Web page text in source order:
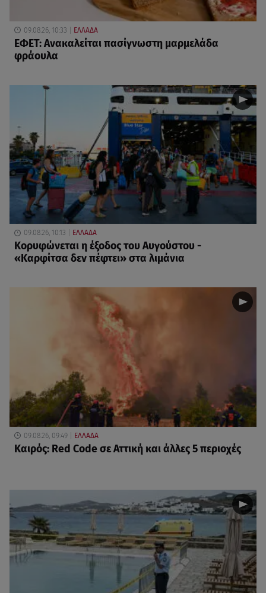
09.08.26, 10:33 ΕΛΛΑΔΑ
ΕΦΕΤ: Ανακαλείται πασίγνωστη μαρμελάδα
φράουλα
09.08.26, 10:13 ΕΛΛΑΔΑ
Κορυφώνεται η έξοδος του Αυγούστου -
«Καρφίτσα δεν πέφτει» στα λιμάνια
09.08.26, 09:49 ΕΛΛΑΔΑ
Καιρός: Red Code σε Αττική και άλλες 5 περιοχές